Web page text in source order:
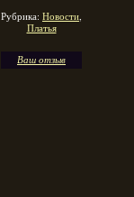
Рубрика: Новости,
Платья
Ваш отзыв